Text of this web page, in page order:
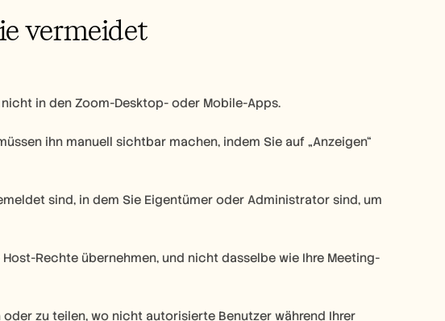
vermeidet
in den Zoom-Desktop- oder Mobile-Apps.
ihn manuell sichtbar machen, indem Sie auf „Anzeigen“
sind, in dem Sie Eigentümer oder Administrator sind, um
Rechte übernehmen, und nicht dasselbe wie Ihre Meeting-
zu teilen, wo nicht autorisierte Benutzer während Ihrer